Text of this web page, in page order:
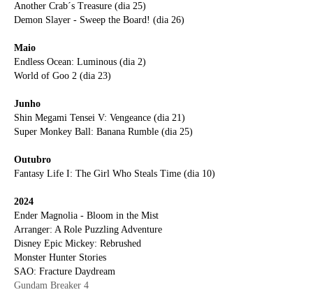
Another Crab´s Treasure (dia 25)
Demon Slayer - Sweep the Board! (dia 26)
Maio
Endless Ocean: Luminous (dia 2)
World of Goo 2 (dia 23)
Junho
Shin Megami Tensei V: Vengeance (dia 21)
Super Monkey Ball: Banana Rumble (dia 25)
Outubro
Fantasy Life I: The Girl Who Steals Time (dia 10)
2024
Ender Magnolia - Bloom in the Mist
Arranger: A Role Puzzling Adventure
Disney Epic Mickey: Rebrushed
Monster Hunter Stories
SAO: Fracture Daydream
Gundam Breaker 4